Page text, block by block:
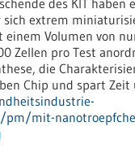
des KIT haben
extrem
Volumen von
Zellen pro Test
die
Chip und spart Zeit
pm/mit-